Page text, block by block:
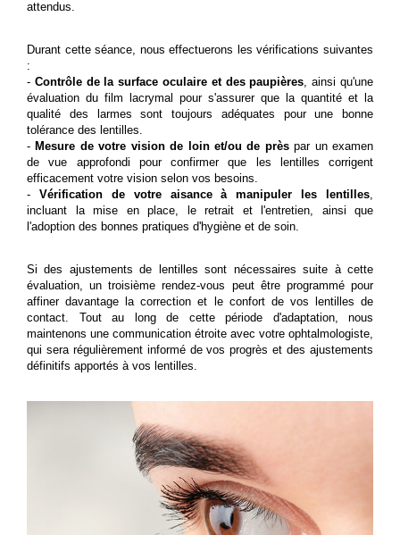
attendus.
Durant cette séance, nous effectuerons les vérifications suivantes
:
- Contrôle de la surface oculaire et des paupières , ainsi qu'une
évaluation du film lacrymal pour s'assurer que la quantité et la
qualité des larmes sont toujours adéquates pour une bonne
tolérance des lentilles.
- Mesure de votre vision de loin et/ou de prèspar un examen
de vue approfondi pour confirmer que les lentilles corrigent
efficacement votre vision selon vos besoins.
- Vérification de votre aisance à manipuler les lentilles
incluant la mise en place, le retrait et l'entretien, ainsi que
l'adoption des bonnes pratiques d'hygiène et de soin.
Si des ajustements de lentilles sont nécessaires suite à cette
évaluation, un troisième rendez-vous peut être programmé pour
affiner davantage la correction et le confort de vos lentilles de
contact. Tout au long de cette période d'adaptation, nous
maintenons une communication étroite avec votre ophtalmologiste,
qui sera régulièrement informé de vos progrès et des ajustements
définitifs apportés à vos lentilles.